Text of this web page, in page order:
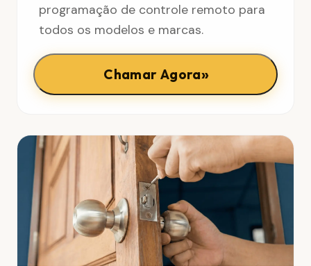
programação de controle remoto para
todos os modelos e marcas.
Chamar Agora»